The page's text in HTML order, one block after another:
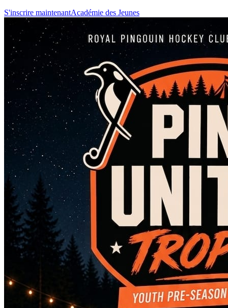
S'inscrire maintenantAcadémie des Jeunes